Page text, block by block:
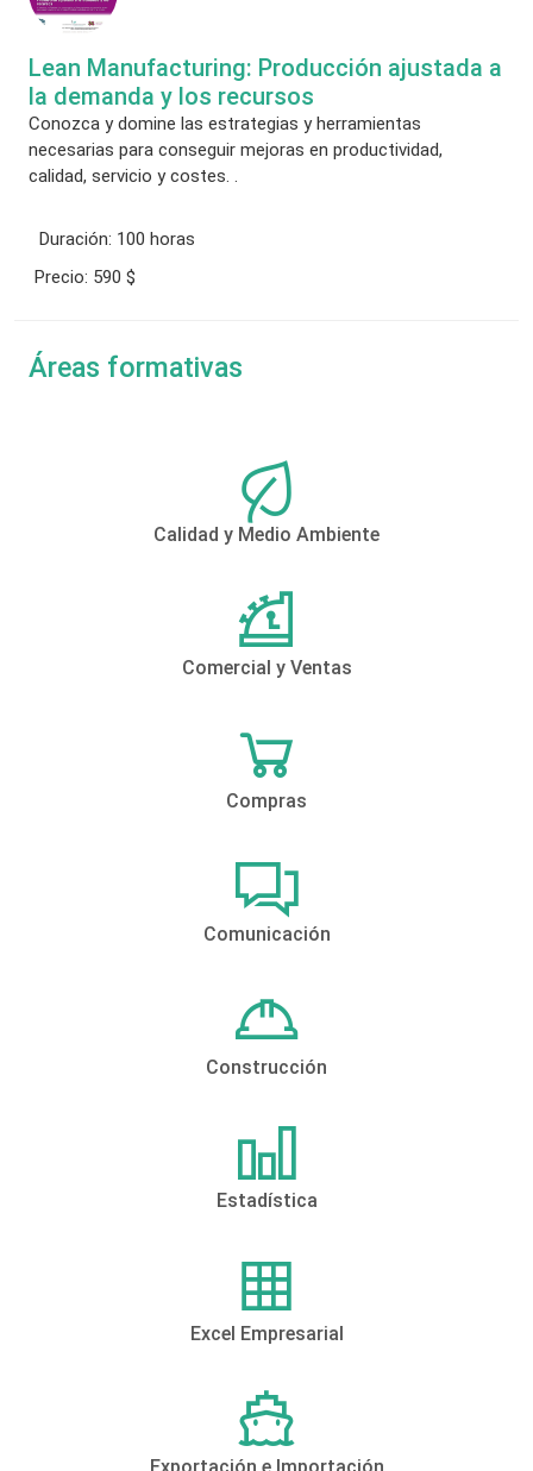
Lean Manufacturing: Producción ajustada a
la demanda y los recursos
Conozca y domine las estrategias y herramientas
necesarias para conseguir mejoras en productividad,
calidad, servicio y costes. .
Duración: 100 horas
Precio: 590 $
Áreas formativas
Calidad y Medio Ambiente
Comercial y Ventas
Compras
Comunicación
Construcción
Estadística
Excel Empresarial